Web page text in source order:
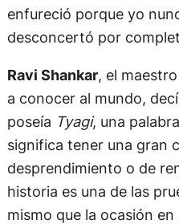
enfureció porque yo
desconcertó por
Ravi Shankar, el
a conocer al mundo,
poseía Tyagi, una
significa tener una gran
desprendimiento o de
historia es una de las
mismo que la ocasión